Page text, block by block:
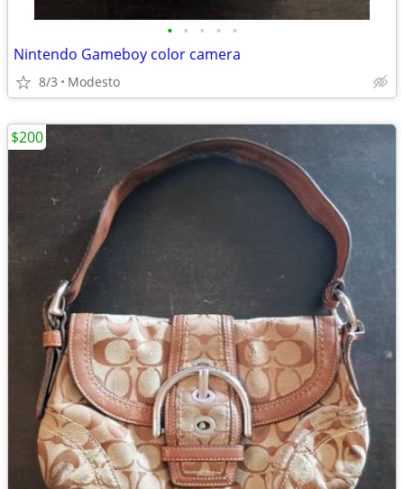
• • • • •
Nintendo Gameboy color camera
8/3 Modesto
$200